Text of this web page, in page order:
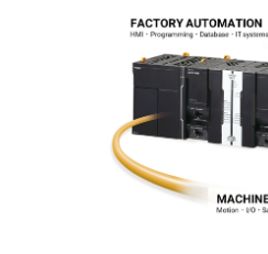
Neuseeland